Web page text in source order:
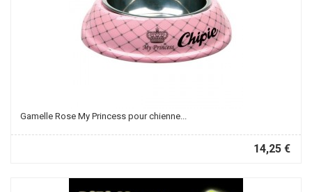
Gamelle Rose My Princess pour chienne...
14,25 €